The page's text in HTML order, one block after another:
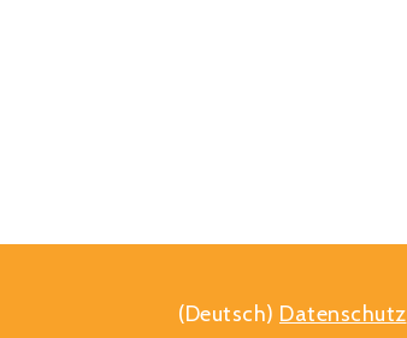
(Deutsch) Datenschutz